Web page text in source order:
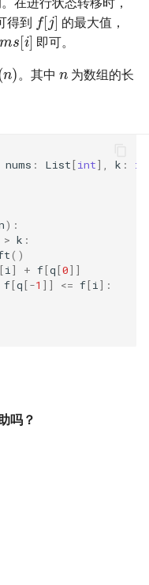
得到
f[j]
的最大值，
s[i]
即可。
( n)
。其中
为数组的长
nums : List[int], k :
):
> k :
()
[i] + f[q[0]]
f[q[-1 ]] <= f[i]:
吗？